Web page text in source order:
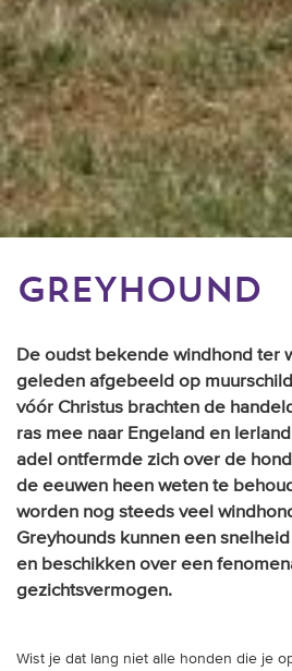
GREYHOUND
De oudst bekende windhond ter
geleden afgebeeld op
vóór Christus brachten de
ras mee naar Engeland en
adel ontfermde zich over de
de eeuwen heen weten te
worden nog steeds veel
Greyhounds kunnen een
en beschikken over een
gezichtsvermogen.
Wist je dat lang niet alle honden die je